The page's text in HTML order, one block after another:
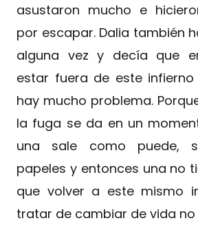
asustaron mucho e
por escapar. Dalia también
alguna vez y decía que
estar fuera de este
hay mucho problema.
la fuga se da en un
una sale como puede,
papeles y entonces una no
que volver a este mismo
tratar de cambiar de vida